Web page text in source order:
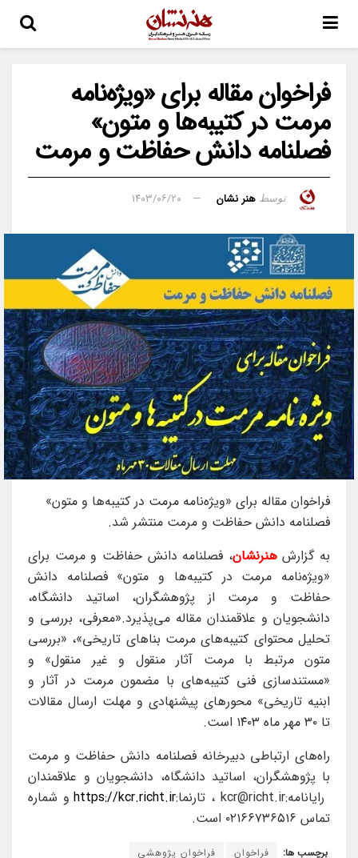
فراخوان مقاله برای «ویژه‌نامه
مرمت در کتیبه‌ها و متون»
فصلنامه دانش حفاظت و مرمت
توسط هنر نشان ۱۴۰۳/۰۶/۲۰
فراخوان مقاله برای «ویژه‌نامه مرمت در کتیبه‌ها و متون»
فصلنامه دانش حفاظت و مرمت منتشر شد.
به گزارشهنرنشان، فصلنامه دانش حفاظت و مرمت برای
«ویژه‌نامه مرمت در کتیبه‌ها و متون» فصلنامه دانش
حفاظت و مرمت از پژوهشگران، اساتید دانشگاه،
دانشجویان و علاقمندان مقاله می‌پذیرد.«معرفی، بررسی و
تحلیل محتوای کتیبه‌های مرمت بناهای تاریخی»، «بررسی
متون مرتبط با مرمت آثار منقول و غیر منقول» و
«مستندسازی فنی کتیبه‌های با مضمون مرمت در آثار و
ابنیه تاریخی» محورهای پیشنهادی و مهلت ارسال مقالات
تا ۳۰ مهر ماه ۱۴۰۳ است.
راه‌های ارتباطی دبیرخانه فصلنامه دانش حفاظت و مرمت
با پژوهشگران، اساتید دانشگاه، دانشجویان و علاقمندان
رایانامه:kcr@richt.ir ، تارنما:
https://kcr.richt.ir و شماره
تماس ۰۲۱۶۶۷۳۶۵۱۶ است.
برچسب ها: فراخوان
فراخوان پژوهشی